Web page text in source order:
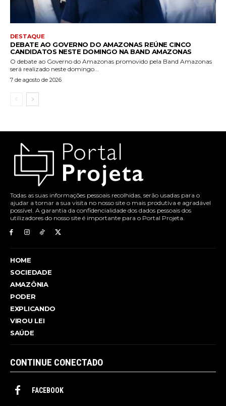
DESTAQUE
DEBATE AO GOVERNO DO AMAZONAS REÚNE CINCO
CANDIDATOS NESTE DOMINGO NA BAND AMAZONAS
O debate ao Governo do Amazonas promovido pela Band Amazonas
será realizado neste domingo...
7 de agosto de 2026
Todas as suas informações pessoais recolhidas, serão usadas para o
ajudar a tornar a sua visita no nosso site o mais produtiva e agradável
possível. A garantia da confidencialidade dos dados pessoais dos
utilizadores do nosso site é importante para o Portal Projeta.
HOME
SOCIEDADE
AMAZÔNIA
PODER
EXPLICANDO
VIROU LEI
SAÚDE
CONTINUE CONECTADO
FACEBOOK